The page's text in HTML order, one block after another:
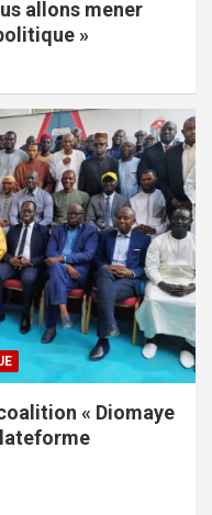
allons mener
»
« Diomaye